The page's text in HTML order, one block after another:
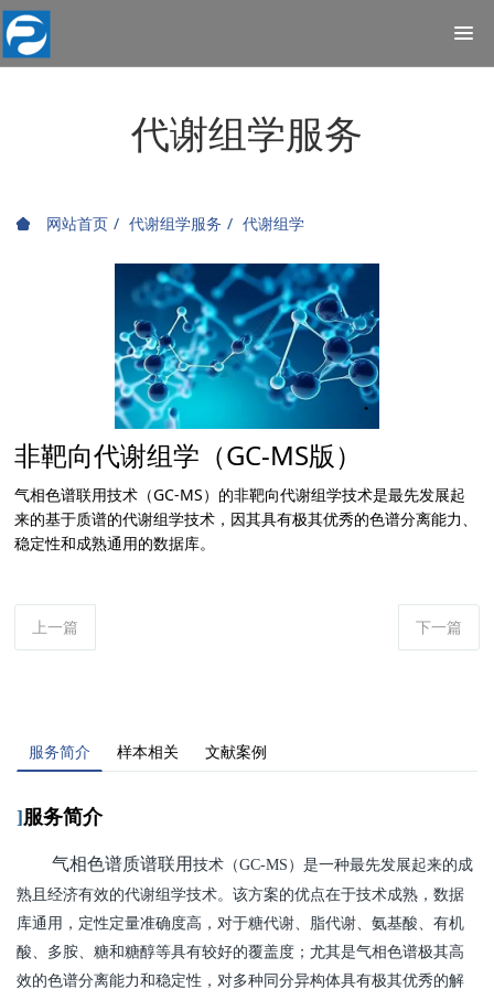
代谢组学服务
网站首页 代谢组学服务 代谢组学
非靶向代谢组学（GC-MS版）
气相色谱联用技术（GC-MS）的非靶向代谢组学技术是最先发展起
来的基于质谱的代谢组学技术，因其具有极其优秀的色谱分离能力、
稳定性和成熟通用的数据库。
上一篇 下一篇
服务简介 样本相关 文献案例
]服务简介
气相色谱质谱联用 技术（GC-MS）是一种最先发展起来的成
熟且经济有效的代谢组学技术。该方案的优点在于技术成熟，数据
库通用，定性定量准确度高，对于糖代谢、脂代谢、氨基酸、有机
酸、多胺、糖和糖醇等具有较好的覆盖度；尤其是气相色谱极其高
效的色谱分离能力和稳定性，对多种同分异构体具有极其优秀的解